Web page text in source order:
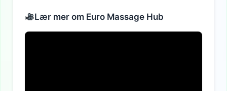
Lær mer om Euro Massage Hub